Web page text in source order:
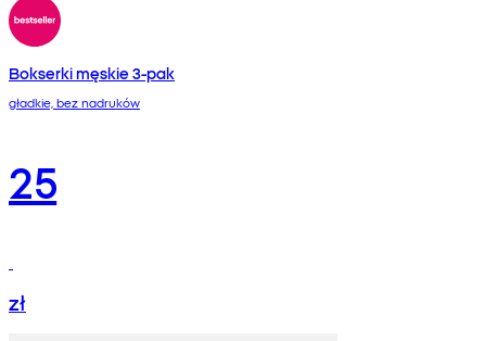
Bokserki męskie 3-pak
gładkie, bez nadruków
25
zł